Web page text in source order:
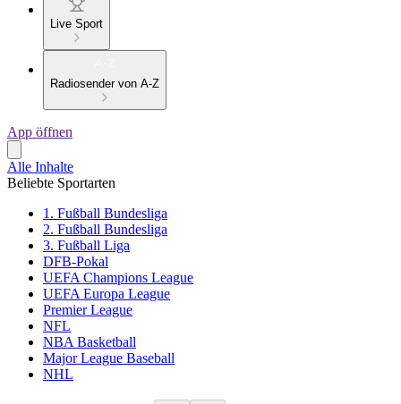
Live Sport
Radiosender von A-Z
App öffnen
Alle Inhalte
Beliebte Sportarten
1. Fußball Bundesliga
2. Fußball Bundesliga
3. Fußball Liga
DFB-Pokal
UEFA Champions League
UEFA Europa League
Premier League
NFL
NBA Basketball
Major League Baseball
NHL